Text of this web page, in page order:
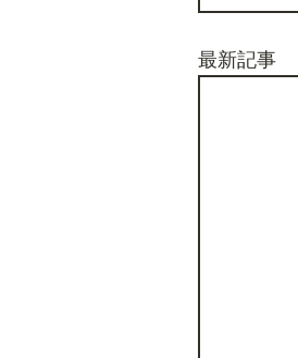
最新記事